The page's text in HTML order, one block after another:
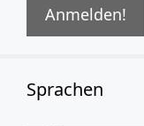
Sprachen